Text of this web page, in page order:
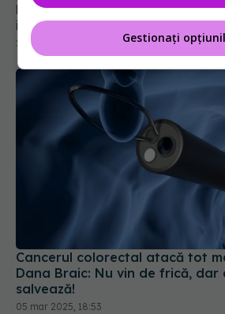
Doar trei nopți de somn
inima
23 mai 2025, 14:29
Cancerul colorectal atacă tot
Dana Braic: Nu vin de frică, dar
salvează!
05 mar 2025, 18:53
Gestionați